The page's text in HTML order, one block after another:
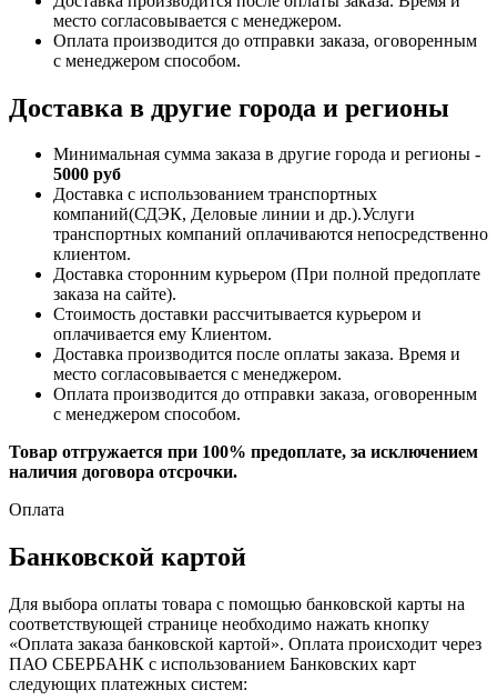
место согласовывается с менеджером.
Оплата производится до отправки заказа, оговоренным
с менеджером способом.
Доставка в другие города и регионы
Минимальная сумма заказа в другие города и регионы -
5000 руб
Доставка с использованием транспортных
компаний(СДЭК, Деловые линии и др.).Услуги
транспортных компаний оплачиваются непосредственно
клиентом.
Доставка сторонним курьером (При полной предоплате
заказа на сайте).
Стоимость доставки рассчитывается курьером и
оплачивается ему Клиентом.
Доставка производится после оплаты заказа. Время и
место согласовывается с менеджером.
Оплата производится до отправки заказа, оговоренным
с менеджером способом.
Товар отгружается при 100% предоплате, за исключением
наличия договора отсрочки.
Оплата
Банковской картой
Для выбора оплаты товара с помощью банковской карты на
соответствующей странице необходимо нажать кнопку
«Оплата заказа банковской картой». Оплата происходит через
ПАО СБЕРБАНК с использованием Банковских карт
следующих платежных систем: